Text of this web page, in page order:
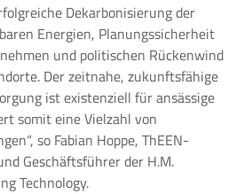
Dekarbonisierung der
Energien, Planungssicherheit
und politischen Rückenwind
Der zeitnahe, zukunftsfähige
ist existenziell für ansässige
somit eine Vielzahl von
so Fabian Hoppe, ThEEN-
Geschäftsführer der H.M.
Technology.